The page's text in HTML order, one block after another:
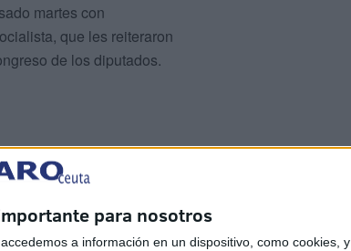
para nosotros
a información en un dispositivo, como cookies, y
martes con
que les reiteraron
de los diputados.
su apoyo los